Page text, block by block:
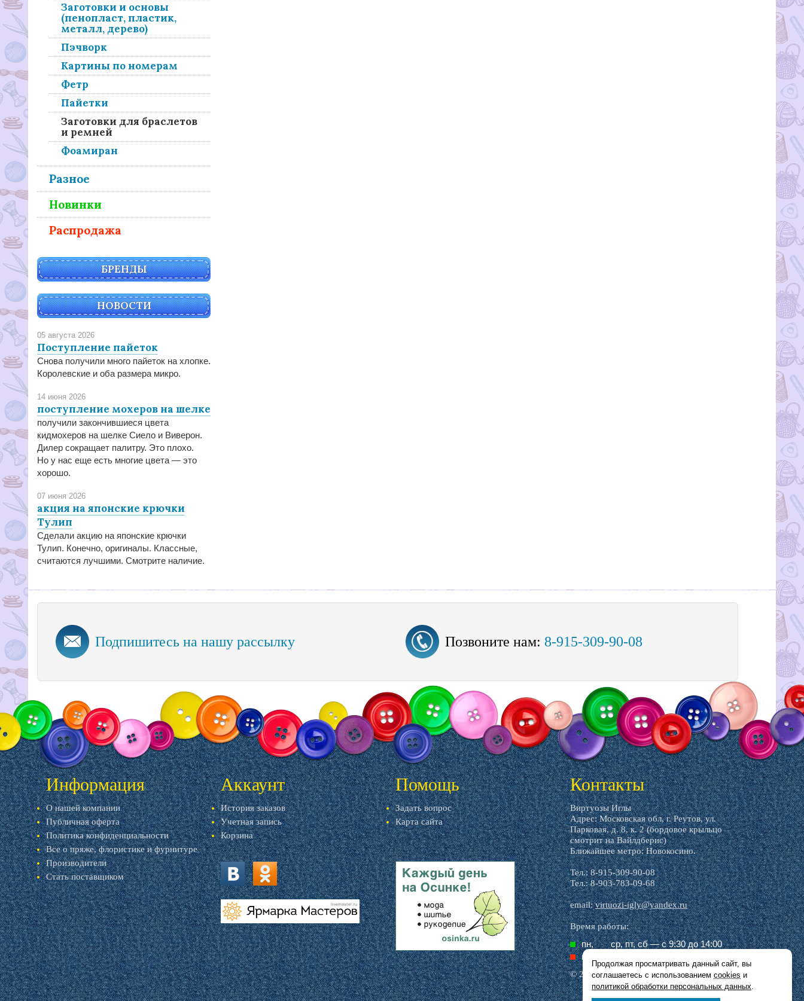
Заготовки и основы
(пенопласт, пластик,
металл, дерево)
Пэчворк
Картины по номерам
Фетр
Пайетки
Заготовки для браслетов
и ремней
Фоамиран
Разное
Новинки
Распродажа
БРЕНДЫ
НОВОСТИ
05 августа 2026
Поступление пайеток
Снова получили много пайеток на хлопке.
Королевские и оба размера микро.
14 июня 2026
поступление мохеров на шелке
получили закончившиеся цвета
кидмохеров на шелке Сиело и Виверон.
Дилер сокращает палитру. Это плохо.
Но у нас еще есть многие цвета — это
хорошо.
07 июня 2026
акция на японские крючки
Тулип
Сделали акцию на японские крючки
Тулип. Конечно, оригиналы. Классные,
считаются лучшими. Смотрите наличие.
Подпишитесь на нашу рассылку Позвоните нам: 8-915-309-90-08
Информация
О нашей компании
Публичная оферта
Политика конфиденциальности
Все о пряже, флористике и фурнитуре
Производители
Стать поставщиком
Аккаунт
История заказов
Учетная запись
Корзина
vk.com ok.ru
livemaster.ru
Помощь
Задать вопрос
Карта сайта
livemaster.ru
Контакты
Виртуозы Иглы
Адрес: Московская обл, г. Реутов, ул.
Парковая, д. 8, к. 2 (бордовое крыльцо
смотрит на Вайлдберис)
Ближайшее метро: Новокосино.
Тел.: 8-915-309-90-08
Тел.: 8-903-783-09-68
email:virtuozi-igly@yandex.ru
Время работы:
пн,
ср, пт, cб — с 9:30 до 14:00
вт,
© 2016–2026 Виртуозы иглы
Продолжая просматривать данный сайт, вы
соглашаетесь с использованием cookies и
политикой обработки персональных данных.